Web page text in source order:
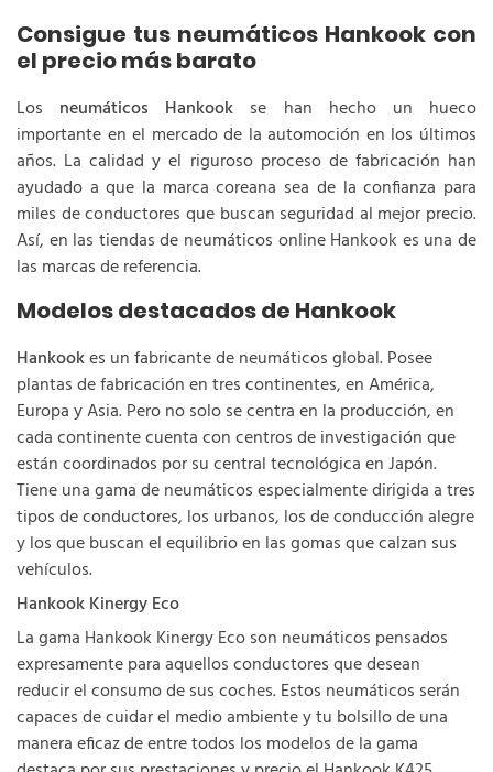
Consigue tus neumáticos Hankook con
el precio más barato
Los neumáticos Hankook se han hecho un hueco
importante en el mercado de la automoción en los últimos
años. La calidad y el riguroso proceso de fabricación han
ayudado a que la marca coreana sea de la confianza para
miles de conductores que buscan seguridad al mejor precio.
Así, en las tiendas de neumáticos online Hankook es una de
las marcas de referencia.
Modelos destacados de Hankook
Hankookes un fabricante de neumáticos global. Posee
plantas de fabricación en tres continentes, en América,
Europa y Asia. Pero no solo se centra en la producción, en
cada continente cuenta con centros de investigación que
están coordinados por su central tecnológica en Japón.
Tiene una gama de neumáticos especialmente dirigida a tres
tipos de conductores, los urbanos, los de conducción alegre
y los que buscan el equilibrio en las gomas que calzan sus
vehículos.
Hankook Kinergy Eco
La gama Hankook Kinergy Eco son neumáticos pensados
expresamente para aquellos conductores que desean
reducir el consumo de sus coches. Estos neumáticos serán
capaces de cuidar el medio ambiente y tu bolsillo de una
manera eficaz de entre todos los modelos de la gama